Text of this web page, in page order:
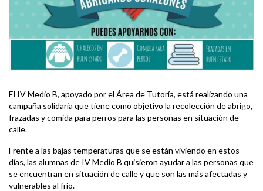
El IV Medio B, apoyado por el Área de Tutoría, está realizando una
campaña solidaria que tiene como objetivo la recolección de abrigo,
frazadas y comida para perros para las personas en situación de
calle.
Frente a las bajas temperaturas que se están viviendo en estos
días, las alumnas de IV Medio B quisieron ayudar a las personas que
se encuentran en situación de calle y que son las más afectadas y
vulnerables al frío.